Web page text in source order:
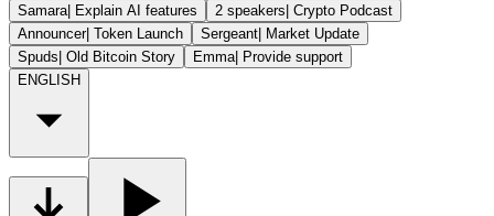
Samara| Explain AI features 2 speakers| Crypto Podcast
Announcer| Token Launch Sergeant| Market Update
Spuds| Old Bitcoin Story Emma| Provide support
ENGLISH